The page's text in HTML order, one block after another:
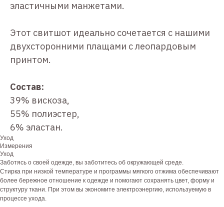
эластичными манжетами.
Этот свитшот идеально сочетается с нашими
двухсторонними плащами с леопардовым
принтом.
Состав:
39% вискоза,
55% полиэстер,
6% эластан.
Уход
Измерения
Уход
Заботясь о своей одежде, вы заботитесь об окружающей среде.
Стирка при низкой температуре и программы мягкого отжима обеспечивают
более бережное отношение к одежде и помогают сохранять цвет, форму и
структуру ткани. При этом вы экономите электроэнергию, используемую в
процессе ухода.